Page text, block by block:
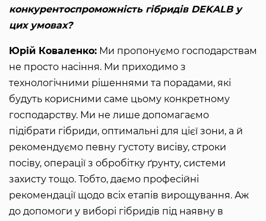
конкурентоспроможність гібридів DEKALB у
цих умовах?
Юрій Коваленко: Ми пропонуємо господарствам
не просто насіння. Ми приходимо з
технологічними рішеннями та порадами, які
будуть корисними саме цьому конкретному
господарству. Ми не лише допомагаємо
підібрати гібриди, оптимальні для цієї зони, а й
рекомендуємо певну густоту висіву, строки
посіву, операції з обробітку ґрунту, системи
захисту тощо. Тобто, даємо професійні
рекомендації щодо всіх етапів вирощування. Аж
до допомоги у виборі гібридів під наявну в